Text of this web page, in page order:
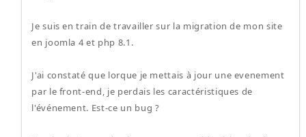
Je suis en train de travailler sur la migration de mon site
en joomla 4 et php 8.1.
J'ai constaté que lorque je mettais à jour une evenement
par le front-end, je perdais les caractéristiques de
l'événement. Est-ce un bug ?